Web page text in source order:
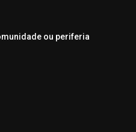
ou periferia